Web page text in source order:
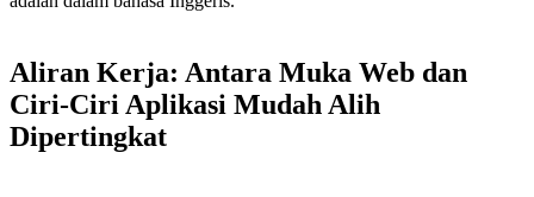
Aliran Kerja: Antara Muka Web dan
Ciri-Ciri Aplikasi Mudah Alih
Dipertingkat